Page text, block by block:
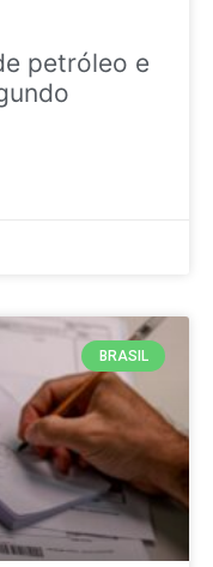
petróleo e
BRASIL